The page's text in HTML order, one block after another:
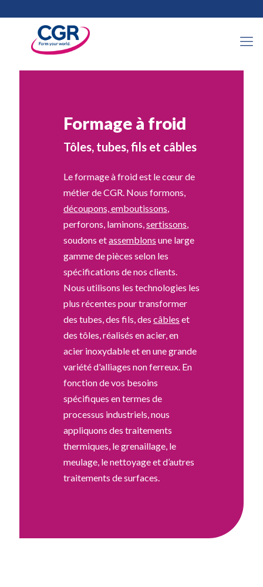
Formage à froid
Tôles, tubes, fils et câbles
Le formage à froid est le cœur de
métier de CGR. Nous formons,
découpons, emboutissons,
perforons, laminons,sertissons,
soudons etassemblons une large
gamme de pièces selon les
spécifications de nos clients.
Nous utilisons les technologies les
plus récentes pour transformer
des tubes, des fils, des câbles et
des tôles, réalisés en acier, en
acier inoxydable et en une grande
variété d'alliages non ferreux. En
fonction de vos besoins
spécifiques en termes de
processus industriels, nous
appliquons des traitements
thermiques, le grenaillage, le
meulage, le nettoyage et d’autres
traitements de surfaces.